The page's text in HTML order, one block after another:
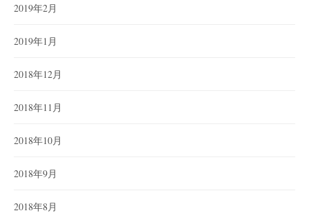
2019年2月
2019年1月
2018年12月
2018年11月
2018年10月
2018年9月
2018年8月